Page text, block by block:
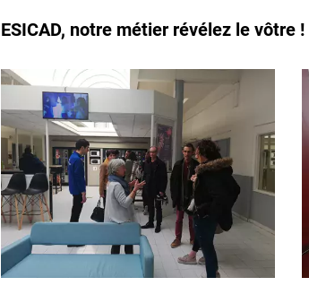
ESICAD, notre métier révélez le vôtre !